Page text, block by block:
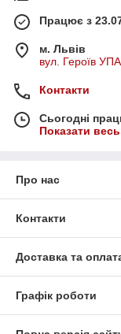
Працює з
м. Львів
вул. Героїв
Контакти
Сьогодні
Показати
Про нас
Контакти
Доставка та
Графік роботи